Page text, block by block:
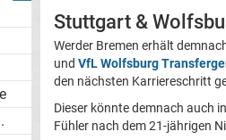
Stuttgart &
Werder Bremen erhält
und VfL Wolfsburg
den nächsten Karriereschritt
Dieser könnte demnach auch
Fühler nach dem 21-jährigen